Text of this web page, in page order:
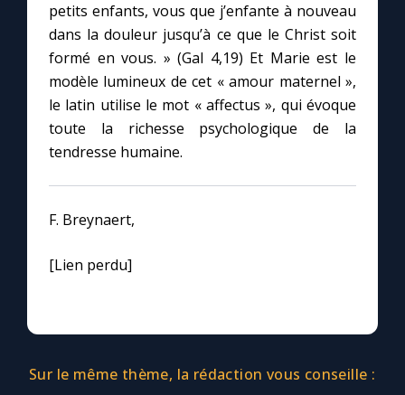
petits enfants, vous que j’enfante à nouveau
dans la douleur jusqu’à ce que le Christ soit
formé en vous. » (Gal 4,19) Et Marie est le
modèle lumineux de cet « amour maternel »,
le latin utilise le mot « affectus », qui évoque
toute la richesse psychologique de la
tendresse humaine.
F. Breynaert,
[Lien perdu]
Sur le même thème, la rédaction vous conseille :